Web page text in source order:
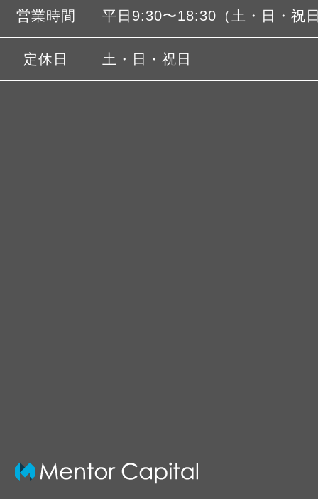
営業時間 平日9:30〜18:30（土・日・祝
定休日 土・日・祝日